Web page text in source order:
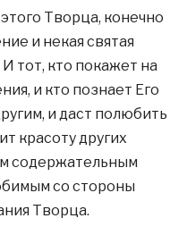
Творца, конечно
и некая святая
тот, кто покажет на
и кто познает Его
и даст полюбить
красоту других
содержательным
со стороны
Творца.